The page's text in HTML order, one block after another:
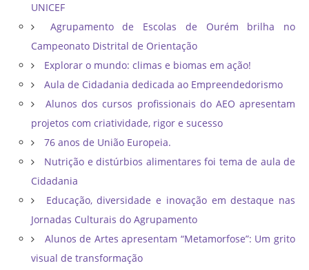
UNICEF
Agrupamento de Escolas de Ourém brilha no
Campeonato Distrital de Orientação ​
Explorar o mundo: climas e biomas em ação!
Aula de Cidadania dedicada ao Empreendedorismo
Alunos dos cursos profissionais do AEO apresentam
projetos com criatividade, rigor e sucesso
76 anos de União Europeia.
Nutrição e distúrbios alimentares foi tema de aula de
Cidadania
Educação, diversidade e inovação em destaque nas
Jornadas Culturais do Agrupamento
Alunos de Artes apresentam “Metamorfose”: Um grito
visual de transformação